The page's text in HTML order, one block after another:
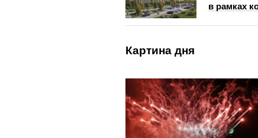
в рамках
Картина дня